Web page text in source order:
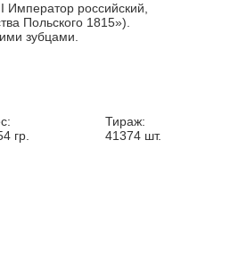
российский,
Польского 1815»).
зубцами.
гр.
Тираж:
41374 шт.